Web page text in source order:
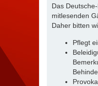
Das
mitlesenden
Daher bitten
Pflegt